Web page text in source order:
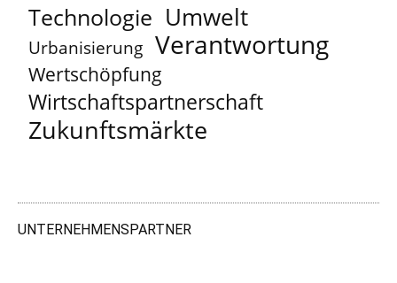
Technologie Umwelt
Urbanisierung Verantwortung
Wertschöpfung
Wirtschaftspartnerschaft
Zukunftsmärkte
UNTERNEHMENSPARTNER